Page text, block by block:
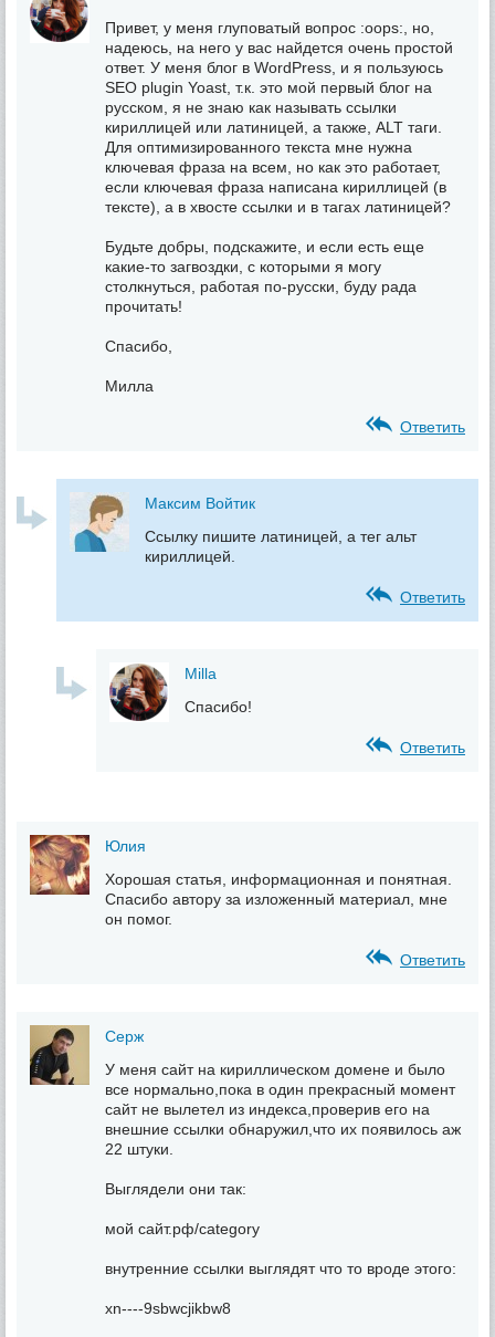
Привет, у меня глуповатый вопрос :oops:, но,
надеюсь, на него у вас найдется очень простой
ответ. У меня блог в WordPress, и я пользуюсь
SEO plugin Yoast, т.к. это мой первый блог на
русском, я не знаю как называть ссылки
кириллицей или латиницей, а также, ALT таги.
Для оптимизированного текста мне нужна
ключевая фраза на всем, но как это работает,
если ключевая фраза написана кириллицей (в
тексте), а в хвосте ссылки и в тагах латиницей?
Будьте добры, подскажите, и если есть еще
какиe-то загвоздки, с которыми я могу
столкнуться, работая по-русски, буду рада
прочитать!
Спасибо,
Милла
Ответить
Максим Войтик
Ссылку пишите латиницей, а тег альт
кириллицей.
Ответить
Milla
Спасибо!
Ответить
Юлия
Хорошая статья, информационная и понятная.
Спасибо автору за изложенный материал, мне
он помог.
Ответить
Серж
У меня сайт на кириллическом домене и было
все нормально,пока в один прекрасный момент
сайт не вылетел из индекса,проверив его на
внешние ссылки обнаружил,что их появилось аж
22 штуки.
Выглядели они так:
мой сайт.рф/category
внутренние ссылки выглядят что то вроде этого:
xn----9sbwcjikbw8